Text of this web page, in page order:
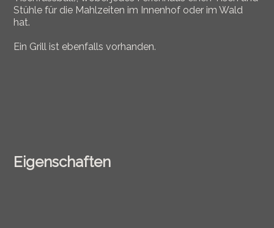
Stühle für die Mahlzeiten im Innenhof oder im Wald
hat.
Ein Grill ist ebenfalls vorhanden.
Eigenschaften